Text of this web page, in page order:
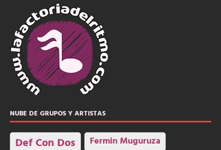
NUBE DE GRUPOS Y ARTISTAS
Def Con Dos Fermin Muguruza